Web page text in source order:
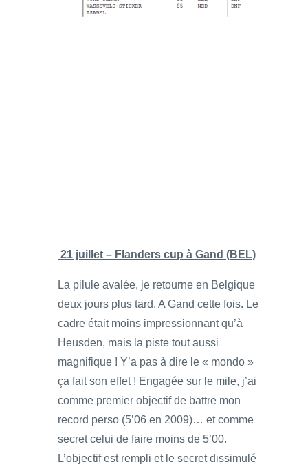
21 juillet – Flanders cup à Gand (BEL)
La pilule avalée, je retourne en Belgique
deux jours plus tard. A Gand cette fois. Le
cadre était moins impressionnant qu’à
Heusden, mais la piste tout aussi
magnifique ! Y’a pas à dire le « mondo »
ça fait son effet ! Engagée sur le mile, j’ai
comme premier objectif de battre mon
record perso (5’06 en 2009)… et comme
secret celui de faire moins de 5’00.
L’objectif est rempli et le secret dissimulé